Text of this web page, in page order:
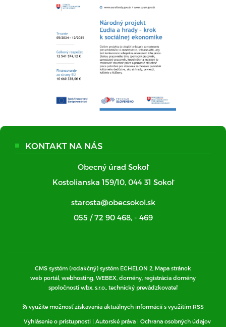
KONTAKT NA NÁS
Obecný úrad Sokoľ
Kostolianska 159/10, 044 31 Sokoľ
starosta@obecsokol.sk
055 / 72 90 468, - 469
CMS systém (redakčný) systém ECHELON 2, Mapa stránok
web portál, webhosting, WEBEX, domény, registrácia domény
spoločnosti wbx, s.r.o., technický prevádzkovateľ
využite možnosť získavania aktuálnych informácií s využitím RSS
Vyhlásenie o prístupnosti | Autorské práva | Ochrana osobných údajov